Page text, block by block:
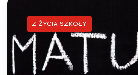
Z ŻYCIA SZKOŁY